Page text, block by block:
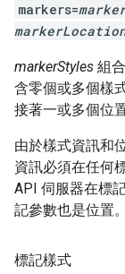
markers=
markerStyles 組
含零個或多個樣
接著一或多個位
由於樣式資訊和
資訊必須在任何
API 伺服器在標
記參數也是位置。
標記樣式